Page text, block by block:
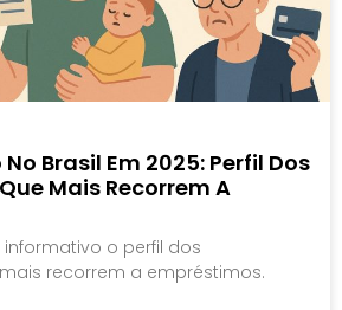
Brasil Em 2025: Perfil Dos
Mais Recorrem A
o perfil dos
recorrem a empréstimos.